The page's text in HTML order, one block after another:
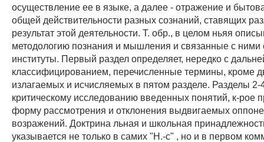
осуществление ее в языке, а далее - отражение и
общей действительности разных сознаний, ставящих
результат этой деятельности. Т. обр., в целом ньяя
методологию познания и мышления и связанные с ними
институты. Первый раздел определяет, нередко с
классифицированием, перечисленные термины, кроме
излагаемых и исчисляемых в пятом разделе. Разделы
критическому исследованию введенных понятий, к-рое
форму рассмотрения и отклонения выдвигаемых
возражений. Доктрина льная и школьная
указывается не только в самих "Н.-с" , но и в первом